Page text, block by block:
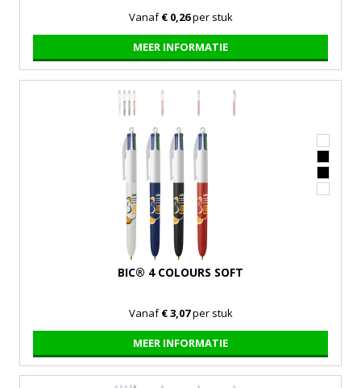
Vanaf€ 0,26per stuk
MEER INFORMATIE
BIC® 4 COLOURS SOFT
Vanaf€ 3,07per stuk
MEER INFORMATIE